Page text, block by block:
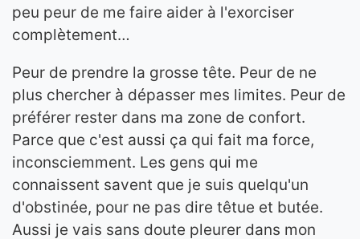
peu peur de me faire aider à l'exorciser
complètement…
Peur de prendre la grosse tête. Peur de ne
plus chercher à dépasser mes limites. Peur de
préférer rester dans ma zone de confort.
Parce que c'est aussi ça qui fait ma force,
inconsciemment. Les gens qui me
connaissent savent que je suis quelqu'un
d'obstinée, pour ne pas dire têtue et butée.
Aussi je vais sans doute pleurer dans mon